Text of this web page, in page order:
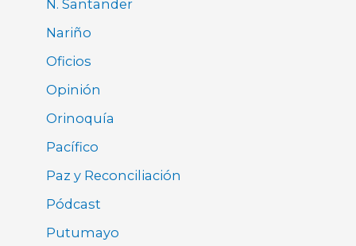
N. Santander
Nariño
Oficios
Opinión
Orinoquía
Pacífico
Paz y Reconciliación
Pódcast
Putumayo